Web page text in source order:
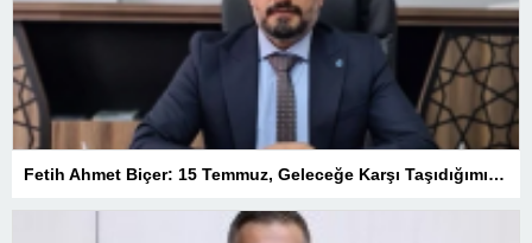
Fetih Ahmet Biçer: 15 Temmuz, Geleceğe Karşı Taşıdığımız Sorumluluğu Hatırlatan Bir Milattır